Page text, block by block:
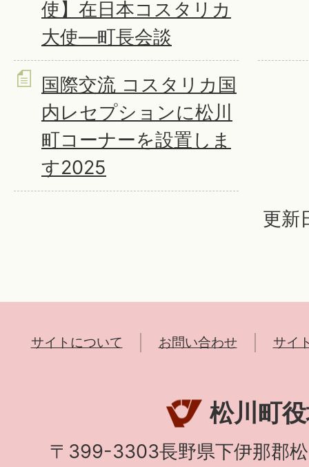
使】在日本コスタリカ
大使―町長会談
国際交流 コスタリカ国
内レセプションに松川
町コーナーを設置しま
す2025
更新
サイトについて お問い合わせ サイ
松川町
〒399-3303長野県下伊那郡